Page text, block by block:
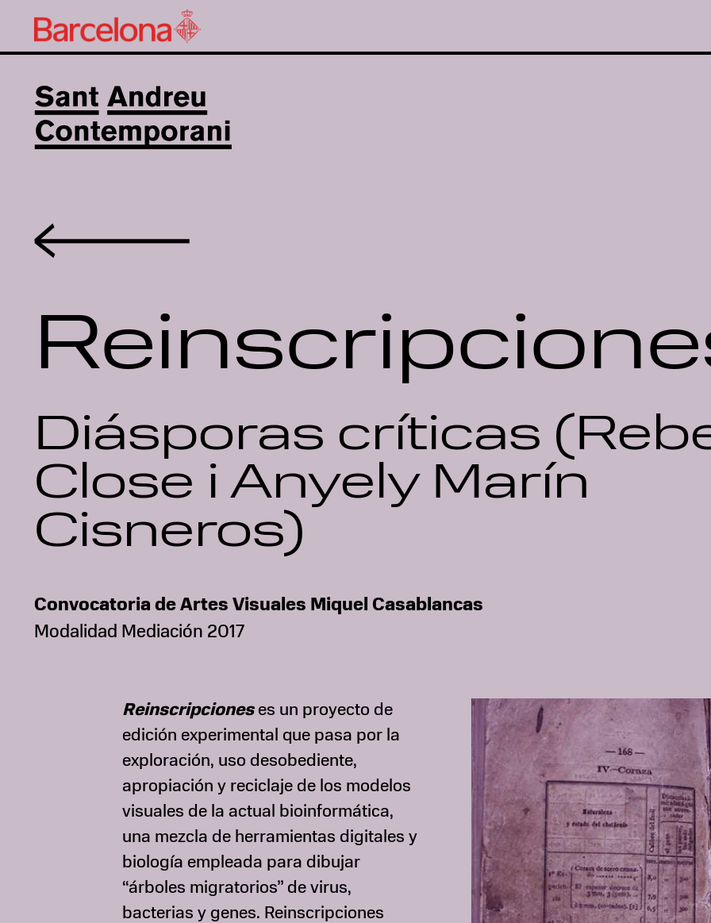
Diásporas críticas
Close i Anyely Marín
Cisneros)
Convocatoria de Artes Visuales Miquel Casablancas
Modalidad Mediación 2017
Reinscripcioneses un proyecto de
edición experimental que pasa por la
exploración, uso desobediente,
apropiación y reciclaje de los modelos
visuales de la actual bioinformática,
una mezcla de herramientas digitales y
biología empleada para dibujar
“árboles migratorios” de virus,
bacterias y genes. Reinscripciones